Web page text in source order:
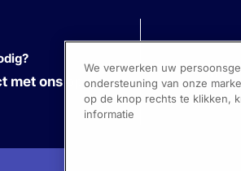
met ons op
We verwerken uw
ondersteuning van onze
op de knop rechts te klikken,
informatie